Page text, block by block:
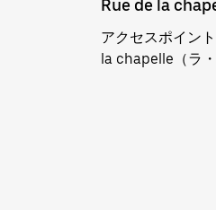
Rue de la
アクセスポイント
la chapelle（ラ・